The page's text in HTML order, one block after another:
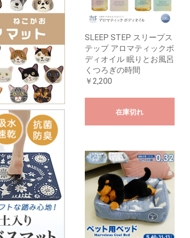
SLEEP STEP スリープス
テップ アロマティックボ
ディオイル 眠りとお風呂
くつろぎの時間
￥2,200
在庫切れ